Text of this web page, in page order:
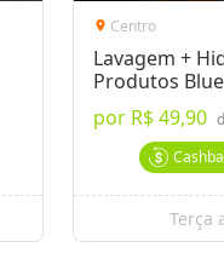
location_on Centro
Lavagem +
Produtos
Color
por R$ 49,90
Terça